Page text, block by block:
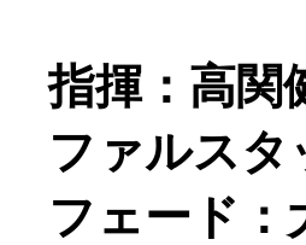
指揮：高関
ファルスタ
フェード：